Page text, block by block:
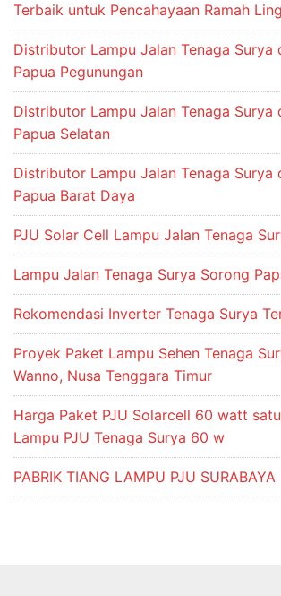
Terbaik untuk Pencahayaan Ramah
Distributor Lampu Jalan Tenaga Surya
Papua Pegunungan
Distributor Lampu Jalan Tenaga Surya
Papua Selatan
Distributor Lampu Jalan Tenaga Surya
Papua Barat Daya
PJU Solar Cell Lampu Jalan Tenaga
Lampu Jalan Tenaga Surya Sorong
Rekomendasi Inverter Tenaga Surya
Proyek Paket Lampu Sehen Tenaga
Wanno, Nusa Tenggara Timur
Harga Paket PJU Solarcell 60 watt satu
Lampu PJU Tenaga Surya 60 w
PABRIK TIANG LAMPU PJU SURABAYA